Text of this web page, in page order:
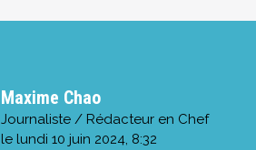
Maxime Chao
Journaliste / Rédacteur en Chef
le lundi 10 juin 2024, 8:32